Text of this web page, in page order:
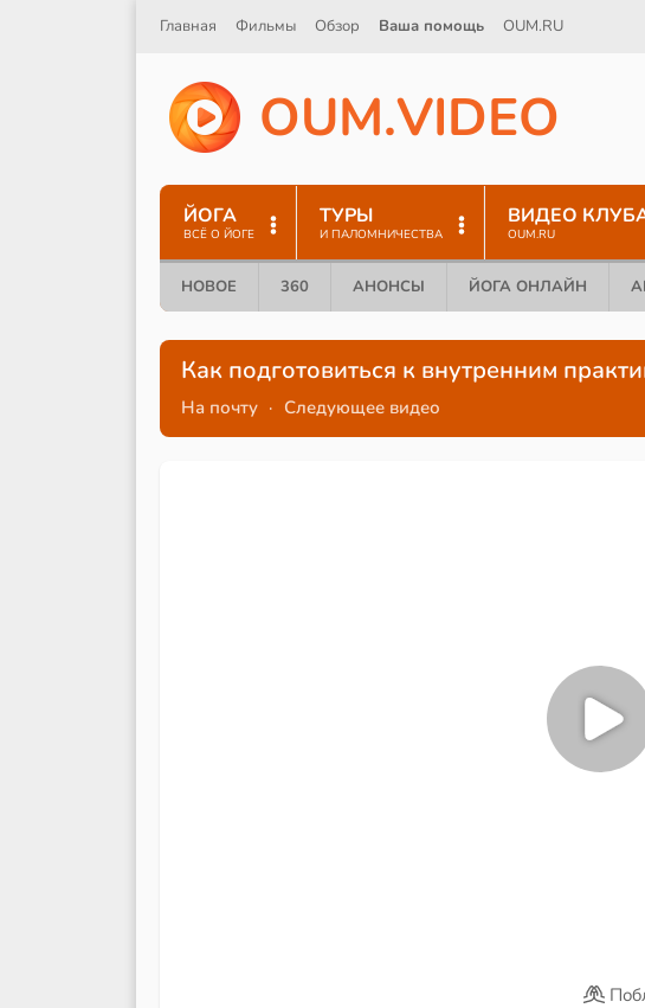
Главная Фильмы Обзор Ваша помощь OUM.RU
OUM.VIDEO
ЙОГА
ВСЁ О ЙОГЕ
ТУРЫ
И ПАЛОМНИЧЕСТВА
ВИДЕО
OUM.RU
НОВОЕ 360 АНОНСЫ ЙОГА ОНЛАЙН
Как подготовиться к внутренним
На почту · Следующее видео